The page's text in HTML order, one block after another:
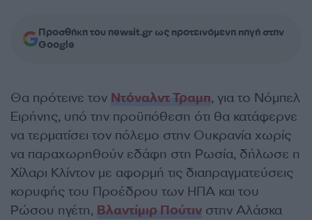
Προσθήκη του newsit.gr ως προτεινόμενη πηγή στην
Google
Θα πρότεινε τον Ντόναλντ Τραμπ, για το Νόμπελ
Ειρήνης, υπό την προϋπόθεση ότι θα κατάφερνε
να τερματίσει τον πόλεμο στην Ουκρανία χωρίς
να παραχωρηθούν εδάφη στη Ρωσία, δήλωσε η
Χίλαρι Κλίντον με αφορμή τις διαπραγματεύσεις
κορυφής του Προέδρου των ΗΠΑ και του
Ρώσου ηγέτη, Βλαντίμιρ Πούτιν στην Αλάσκα